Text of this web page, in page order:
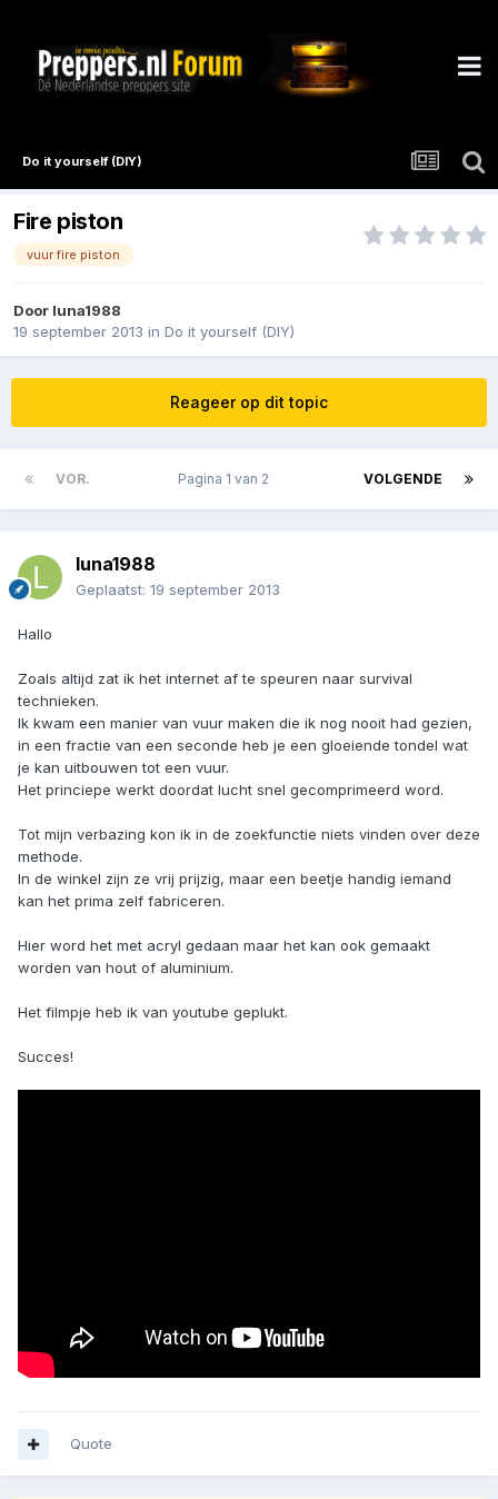
Do it yourself (DIY)
Fire piston
vuur fire piston
Door luna1988
19 september 2013 in Do it yourself (DIY)
Reageer op dit topic
VOR. VOLGENDE
Pagina 1 van 2
luna1988
Geplaatst: 19 september 2013
Hallo
Zoals altijd zat ik het internet af te speuren naar survival
technieken.
Ik kwam een manier van vuur maken die ik nog nooit had gezien,
in een fractie van een seconde heb je een gloeiende tondel wat
je kan uitbouwen tot een vuur.
Het princiepe werkt doordat lucht snel gecomprimeerd word.
Tot mijn verbazing kon ik in de zoekfunctie niets vinden over deze
methode.
In de winkel zijn ze vrij prijzig, maar een beetje handig iemand
kan het prima zelf fabriceren.
Hier word het met acryl gedaan maar het kan ook gemaakt
worden van hout of aluminium.
Het filmpje heb ik van youtube geplukt.
Succes!
Quote